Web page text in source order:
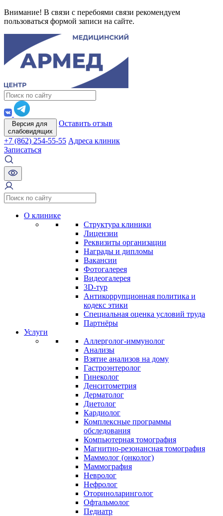
Внимание! В связи с перебоями связи рекомендуем
пользоваться формой записи на сайте.
Версия для
слабовидящих
Оставить отзыв
+7 (862) 254-55-55 Адреса клиник
Записаться
О клинике
Структура клиники
Лицензии
Реквизиты организации
Награды и дипломы
Вакансии
Фотогалерея
Видеогалерея
3D-тур
Антикоррупционная политика и
кодекс этики
Специальная оценка условий труда
Партнёры
Услуги
Аллерголог-иммунолог
Анализы
Взятие анализов на дому
Гастроэнтеролог
Гинеколог
Денситометрия
Дерматолог
Диетолог
Кардиолог
Комплексные программы
обследования
Компьютерная томография
Магнитно-резонансная томография
Маммолог (онколог)
Маммография
Невролог
Нефролог
Оториноларинголог
Офтальмолог
Педиатр